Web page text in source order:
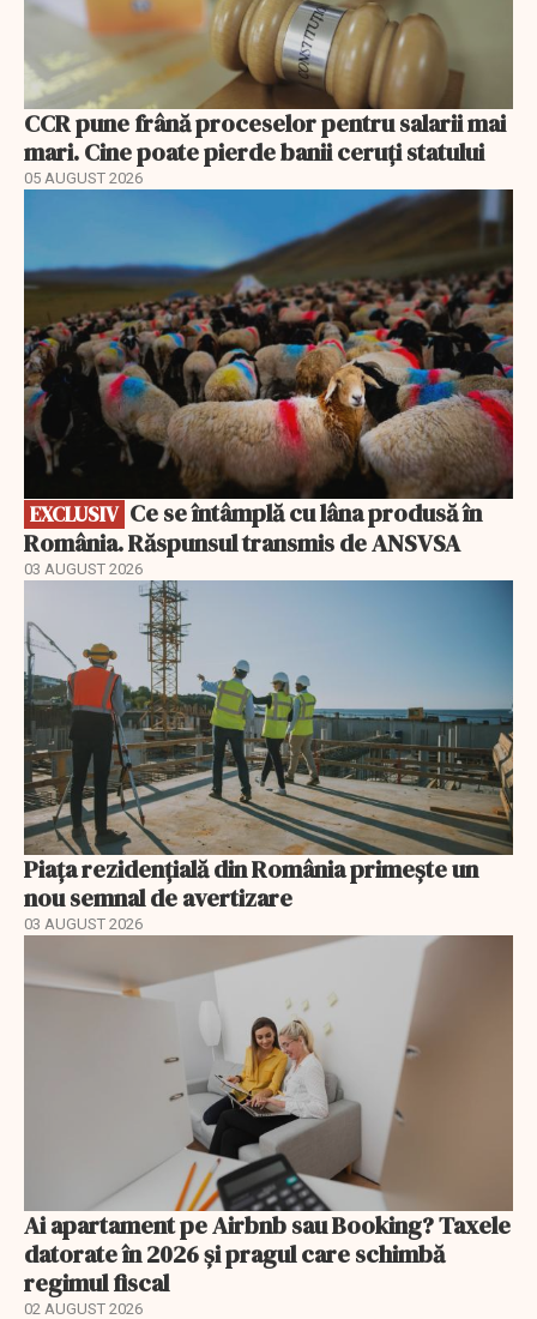
CCR pune frână proceselor pentru salarii mai
mari. Cine poate pierde banii ceruți statului
05 AUGUST 2026
EXCLUSIV
România. Răspunsul transmis de ANSVSA
03 AUGUST 2026
Piața rezidențială din România primește un
nou semnal de avertizare
03 AUGUST 2026
Ai apartament pe Airbnb sau Booking? Taxele
datorate în 2026 și pragul care schimbă
regimul fiscal
02 AUGUST 2026